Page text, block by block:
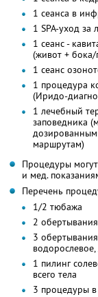
1 сеанса в
1 SPA-уход
1 сеанс -
(живот + бока/
1 сеанс
1 процедура
(Иридо-
1 лечебный
заповедника
маршрутам)
Процедуры
и мед.
Перечень
1/2 тюбажа
2
3
1 пилинг
всего тела
3 процедуры в